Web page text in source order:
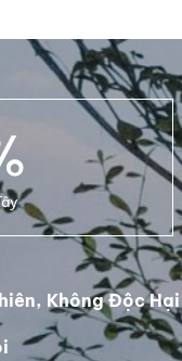
Không Độc Hại